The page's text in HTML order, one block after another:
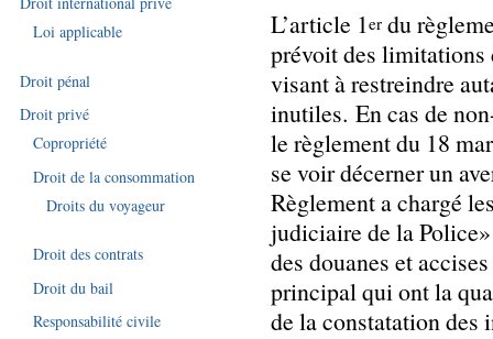
L’article 1erdu
prévoit des limitations
visant à restreindre
inutiles. En cas de
le règlement du 18
se voir décerner un
Règlement a chargé
judiciaire de la
des douanes et
principal qui ont la
de la constatation des
Loi applicable
Droit pénal
Droit privé
Copropriété
Droit de la consommation
Droits du voyageur
Droit des contrats
Droit du bail
Responsabilité civile